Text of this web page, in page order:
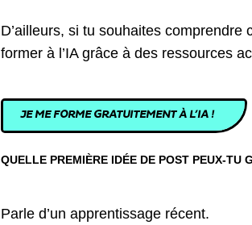
D’ailleurs, si tu souhaites
former à l’IA grâce à des ressources
JE ME FORME GRATUITEMENT À L’IA !
QUELLE PREMIÈRE IDÉE DE POST PEUX-TU
Parle d’un apprentissage récent.